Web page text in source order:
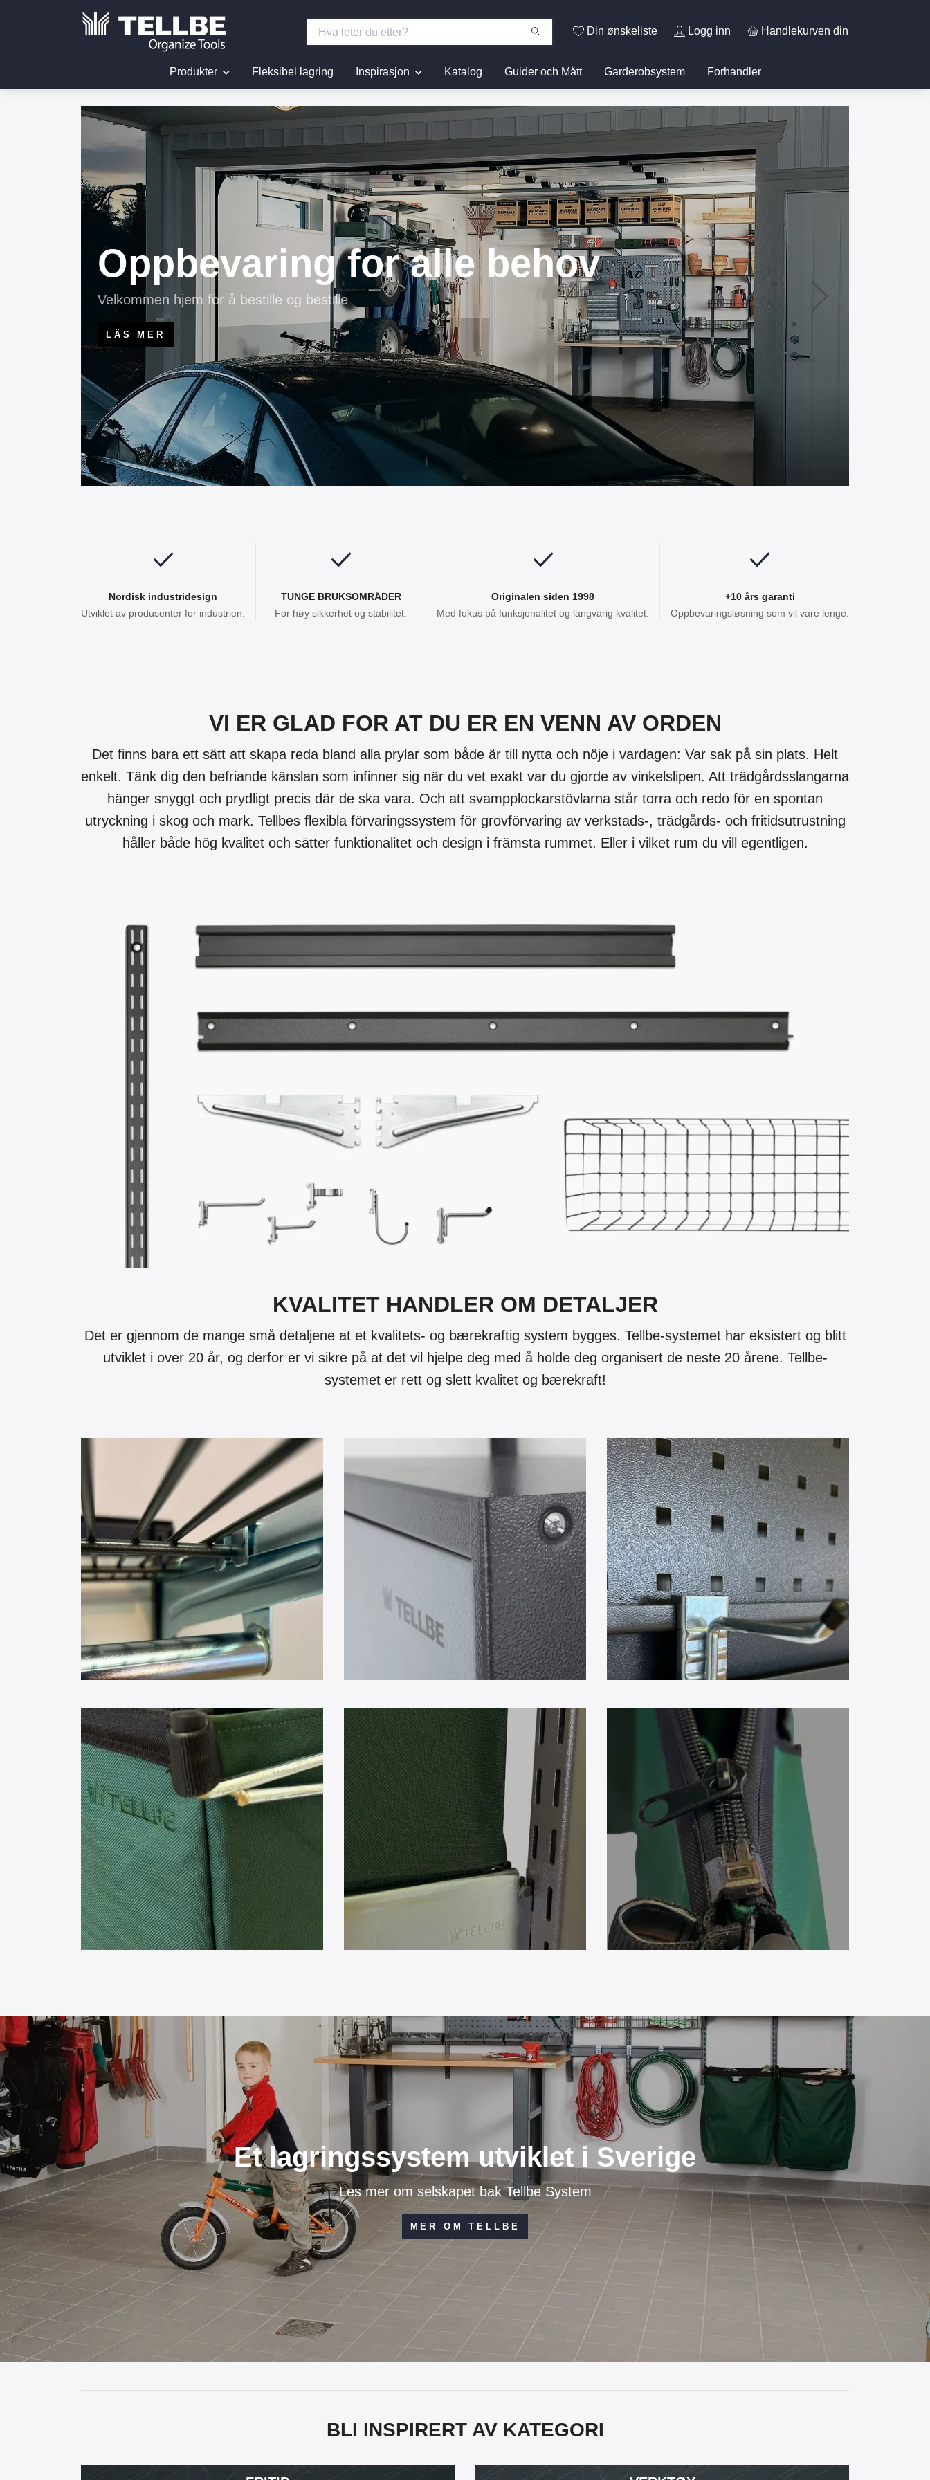
Din ønskeliste Logg inn Handlekurven din
Produkter Fleksibel lagring Inspirasjon Katalog Guider och Mått Garderobsystem Forhandler
Upptäck möjligheterna!
Organiser og sorter på dine egne premisser
HYLLOR & KORGAR
Nordisk industridesign
Utviklet av produsenter for industrien.
TUNGE BRUKSOMRÅDER
For høy sikkerhet og stabilitet.
Originalen siden 1998
Med fokus på funksjonalitet og langvarig kvalitet.
+10 års garanti
Oppbevaringsløsning som vil vare lenge.
VI ER GLAD FOR AT DU ER EN VENN AV ORDEN
Det finns bara ett sätt att skapa reda bland alla prylar som både är till nytta och nöje i vardagen: Var sak på sin plats. Helt
enkelt. Tänk dig den befriande känslan som infinner sig när du vet exakt var du gjorde av vinkelslipen. Att trädgårdsslangarna
hänger snyggt och prydligt precis där de ska vara. Och att svampplockarstövlarna står torra och redo för en spontan
utryckning i skog och mark. Tellbes flexibla förvaringssystem för grovförvaring av verkstads-, trädgårds- och fritidsutrustning
håller både hög kvalitet och sätter funktionalitet och design i främsta rummet. Eller i vilket rum du vill egentligen.
KVALITET HANDLER OM DETALJER
Det er gjennom de mange små detaljene at et kvalitets- og bærekraftig system bygges. Tellbe-systemet har eksistert og blitt
utviklet i over 20 år, og derfor er vi sikre på at det vil hjelpe deg med å holde deg organisert de neste 20 årene. Tellbe-
systemet er rett og slett kvalitet og bærekraft!
Et lagringssystem utviklet i Sverige
Les mer om selskapet bak Tellbe System
MER OM TELLBE
BLI INSPIRERT AV KATEGORI